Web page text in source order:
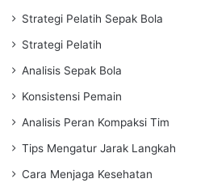
Strategi Pelatih Sepak Bola
Strategi Pelatih
Analisis Sepak Bola
Konsistensi Pemain
Analisis Peran Kompaksi Tim
Tips Mengatur Jarak Langkah
Cara Menjaga Kesehatan